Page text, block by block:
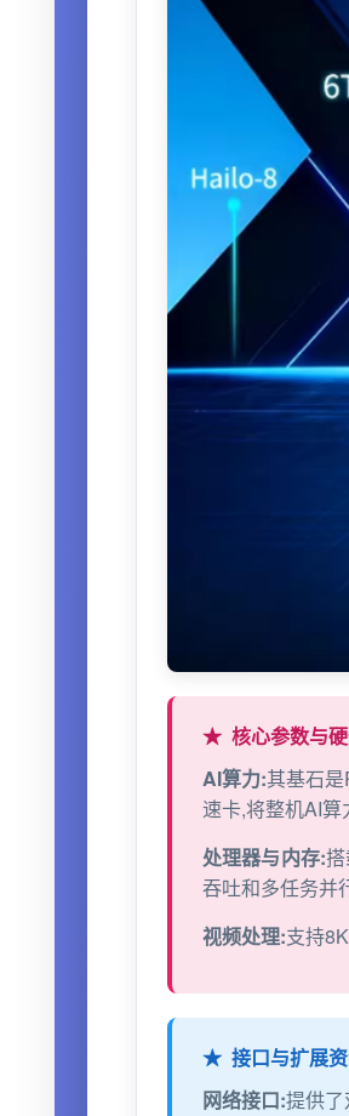
核心参数与
AI算力:其基石
速卡,将整机AI算
处理器与内存:
吞吐和多任务并
视频处理:支持
接口与扩展
网络接口:提供了